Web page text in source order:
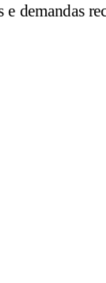
demandas